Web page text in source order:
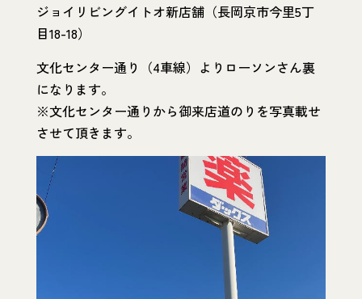
ジョイリビングイトオ新店舗（長岡京市今里5丁
目18-18）
文化センター通り（4車線）よりローソンさん裏
になります。
※文化センター通りから御来店道のりを写真載せ
させて頂きます。